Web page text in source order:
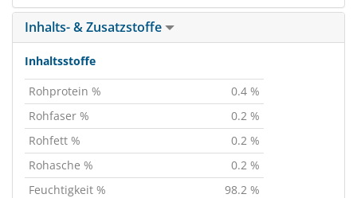
Inhalts- & Zusatzstoffe
Inhaltsstoffe
Rohprotein %
0.4 %
Rohfaser %
0.2 %
Rohfett %
0.2 %
Rohasche %
0.2 %
Feuchtigkeit %
98.2 %